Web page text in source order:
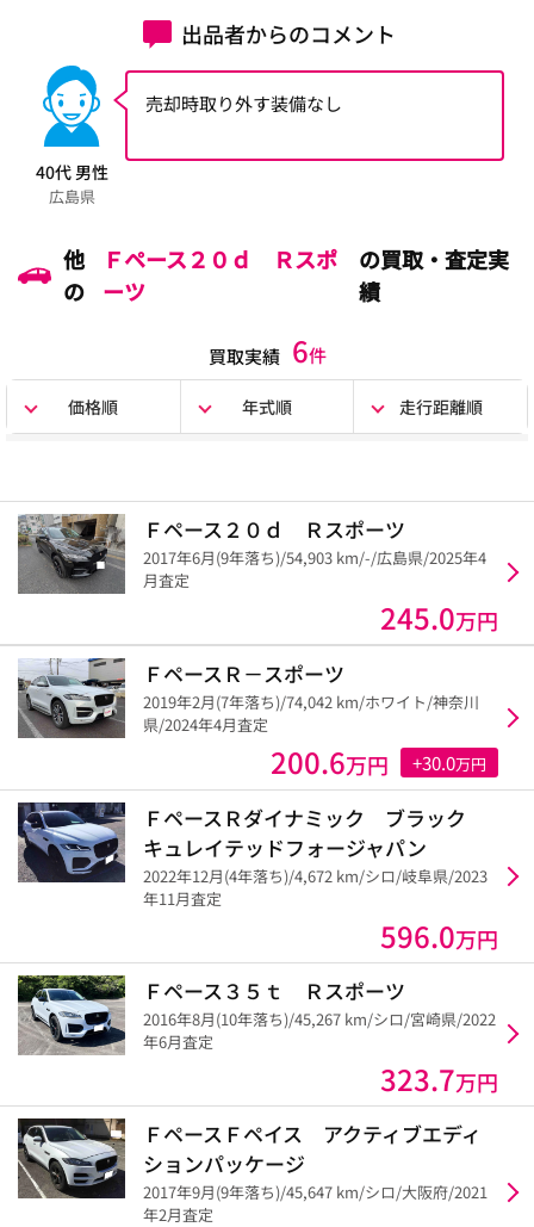
出品者からのコメント
40代 男性
広島県
売却時取り外す装備なし
他
の
Ｆペース２０ｄ Ｒスポ
ーツ
の買取・査定実
績
買取実績 6件
価格順 年式順 走行距離順
Ｆペース２０ｄ Ｒスポーツ
2017年6月(9年落ち)/54,903 km/-/広島県/2025年4
月査定
245.0万円
ＦペースＲ－スポーツ
2019年2月(7年落ち)/74,042 km/ホワイト/神奈川
県/2024年4月査定
200.6万円 +30.0万円
ＦペースＲダイナミック ブラック
キュレイテッドフォージャパン
2022年12月(4年落ち)/4,672 km/シロ/岐阜県/2023
年11月査定
596.0万円
Ｆペース３５ｔ Ｒスポーツ
2016年8月(10年落ち)/45,267 km/シロ/宮崎県/2022
年6月査定
323.7万円
ＦペースＦペイス アクティブエディ
ションパッケージ
2017年9月(9年落ち)/45,647 km/シロ/大阪府/2021
年2月査定